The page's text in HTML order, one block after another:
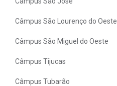
Câmpus São Lourenço do Oeste
Câmpus São Miguel do Oeste
Câmpus Tijucas
Câmpus Tubarão